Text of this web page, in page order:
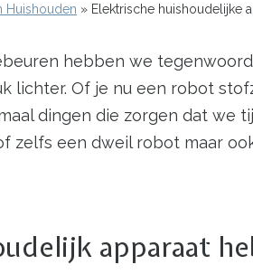
Huishouden Elektrische huishoudelijke
hebben we
lichter. Of je nu een robot
dingen die zorgen dat we
zelfs een dweil robot maar
apparaat